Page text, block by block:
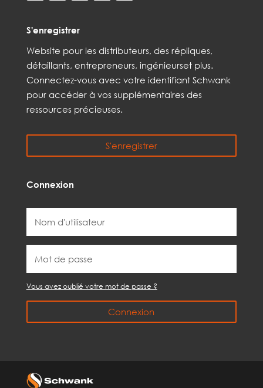
S'enregistrer
Website pour les distributeurs, des répliques,
détaillants, entrepreneurs, ingénieurset plus.
Connectez-vous avec votre identifiant Schwank
pour accéder à vos supplémentaires des
ressources précieuses.
S'enregistrer
Connexion
Vous avez oublié votre mot de passe ?
Connexion